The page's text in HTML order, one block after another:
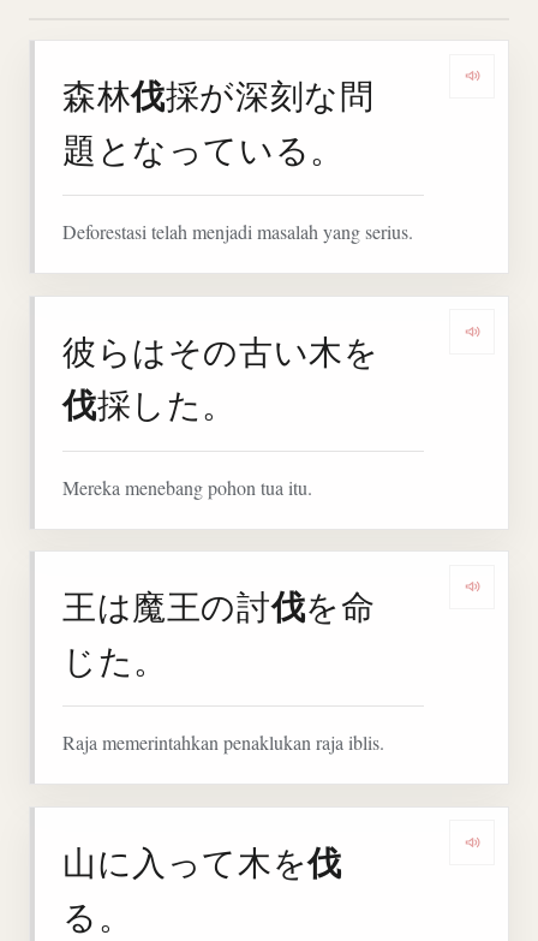
森林伐採が深刻な問
題となっている。
Deforestasi telah menjadi masalah yang serius.
彼らはその古い木を
伐採した。
Mereka menebang pohon tua itu.
王は魔王の討伐を命
じた。
Raja memerintahkan penaklukan raja iblis.
山に入って木を伐
る。